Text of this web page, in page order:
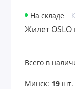
На складе
Жилет
Всего в
Минск: 19шт.